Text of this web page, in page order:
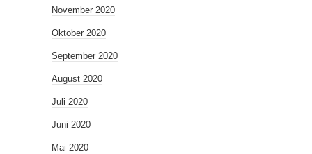
November 2020
Oktober 2020
September 2020
August 2020
Juli 2020
Juni 2020
Mai 2020